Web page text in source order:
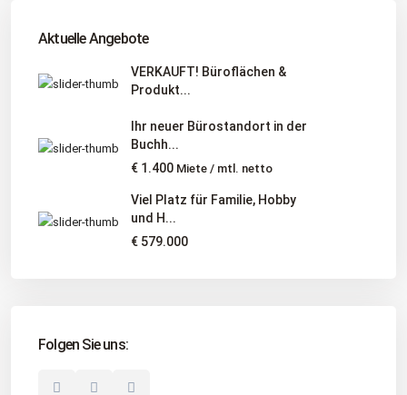
Aktuelle Angebote
VERKAUFT! Büroflächen &
Produkt...
Ihr neuer Bürostandort in der
Buchh...
€ 1.400 Miete / mtl. netto
Viel Platz für Familie, Hobby
und H...
€ 579.000
Folgen Sie uns:
Unternehmen
Immobilienangebote